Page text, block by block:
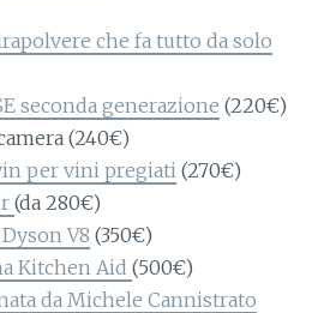
che fa tutto da solo
seconda generazione (220€)
(240€)
per vini pregiati(270€)
(da 280€)
V8 (350€)
Kitchen Aid (500€)
da Michele Cannistrato